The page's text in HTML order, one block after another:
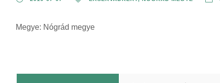
Megye: Nógrád megye